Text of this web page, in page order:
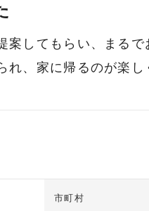
してもらい、まる
、家に帰るのが楽し
市町村